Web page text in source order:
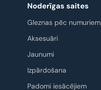
Noderīgas saites
Gleznas pēc numuriem
Aksesuāri
Jaunumi
Izpārdošana
Padomi iesācējiem